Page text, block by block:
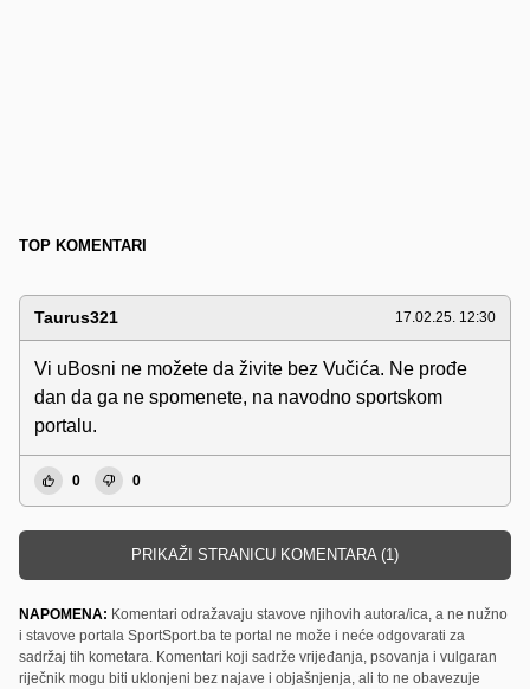
TOP KOMENTARI
Taurus321 17.02.25. 12:30
Vi uBosni ne možete da živite bez Vučića. Ne prođe
dan da ga ne spomenete, na navodno sportskom
portalu.
0 0
PRIKAŽI STRANICU KOMENTARA (1)
NAPOMENA: Komentari odražavaju stavove njihovih autora/ica, a ne nužno
i stavove portala SportSport.ba te portal ne može i neće odgovarati za
sadržaj tih kometara. Komentari koji sadrže vrijeđanja, psovanja i vulgaran
riječnik mogu biti uklonjeni bez najave i objašnjenja, ali to ne obavezuje